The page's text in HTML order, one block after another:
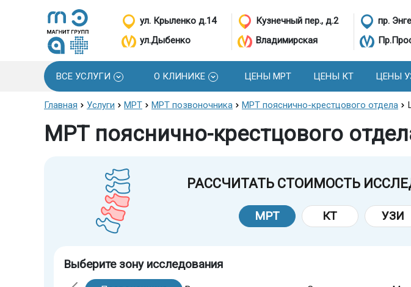
ул. Крыленко д.14
ул.Дыбенко
Кузнечный пер., д.2
Владимирская
пр.
ВСЕ УСЛУГИ О КЛИНИКЕ ЦЕНЫ МРТ ЦЕНЫ КТ ЦЕНЫ
Главная Услуги МРТ МРТ позвоночника МРТ пояснично-крестцового отдела
МРТ пояснично-крестцового
РАССЧИТАТЬ СТОИМОСТЬ
МРТ КТ УЗИ
Выберите зону исследования